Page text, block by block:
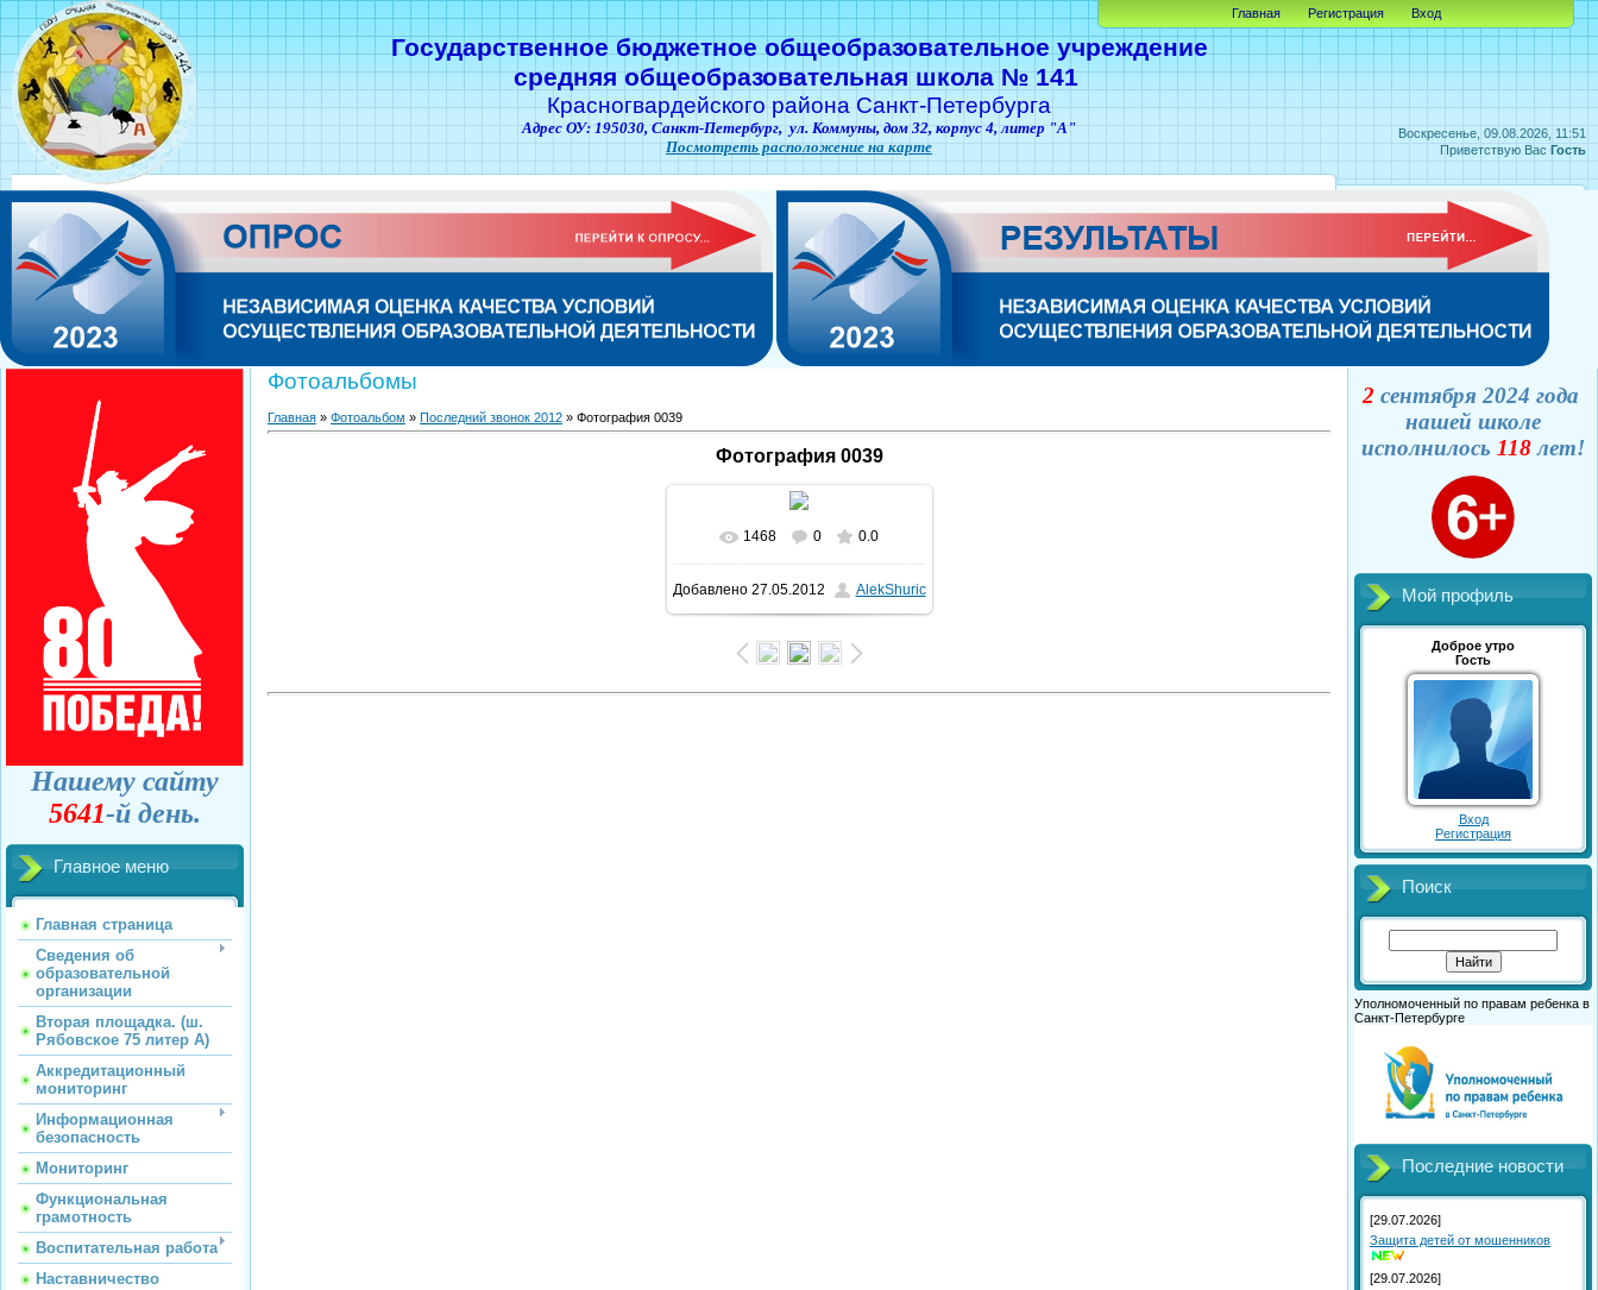
Воскресенье, 09.08.2026, 11:51
Приветствую Вас Гость
Государственное бюджетное общеобразовательное учреждение
средняя общеобразовательная школа № 141
Красногвардейского района Санкт-Петербурга
Адрес ОУ: 195030, Санкт-Петербург, ул. Коммуны, дом 32, корпус 4, литер "А"
Посмотреть расположение на карте
Главная Регистрация Вход
Нашему сайту
5641-й день.
Главное меню
Главная страница
Сведения об
образовательной
организации
Вторая площадка. (ш.
Рябовское 75 литер А)
Аккредитационный
мониторинг
Информационная
безопасность
Мониторинг
Функциональная
грамотность
Воспитательная работа
Наставничество
Фотоальбомы
Главная » Фотоальбом » Последний звонок 2012 » Фотография 0039
Фотография 0039
1468 0 0.0
Добавлено27.05.2012 AlekShuric
2 сентября 2024 года
нашей школе
исполнилось 118лет!
Мой профиль
Доброе утро
Гость
Вход
Регистрация
Поиск
Уполномоченный по правам ребенка в
Санкт-Петербурге
Последние новости
[29.07.2026]
Защита детей от мошенников
[29.07.2026]